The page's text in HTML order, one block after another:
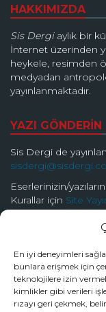
En iyi deneyimleri
bunlara erişmek için
teknolojilere izin
kimlikler gibi verileri
rızayı geri çekmek,
HAKKIMIZDA
Sis Dergiaylık bir
İnternet üzerinden
heykele, resimden
medyadan
yayınlanmaktadır.
YAZI GÖNDERİN
Sis Dergi de
Eserlerinizin/
Kurallar için Site
BİZİ TAKİP EDİN